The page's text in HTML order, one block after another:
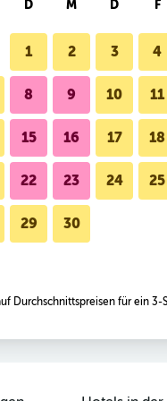
Schlafzimmer
Fotos von Avni Kensington Hotel
D M D F
1 2 3 4
8 9 10 11
15 16 17 18
22 23 24 25
29 30
Durchschnittspreisen für ein 3-